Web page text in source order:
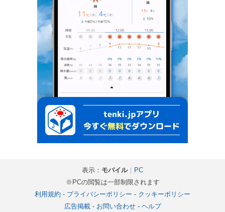
表示： モバイル｜ PC
※PCの閲覧は一部制限されます
利用規約 - プライバシーポリシー - クッキーポリシー
広告掲載- お問い合わせ- ヘルプ